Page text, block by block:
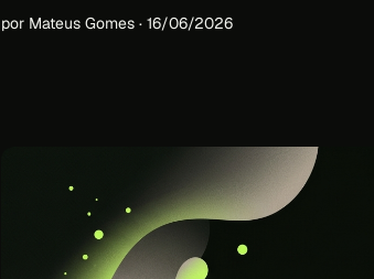
por Mateus Gomes · 16/06/2026